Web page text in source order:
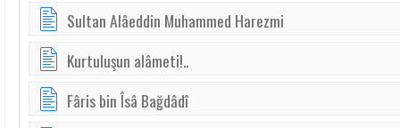
Sultan Alâeddin Muhammed Harezmi
Kurtuluşun alâmeti!..
Fâris bin Îsâ Bağdâdî